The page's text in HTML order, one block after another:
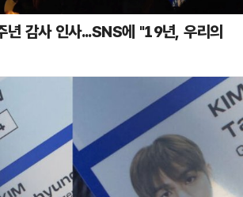
년 감사 인사...SNS에 "19년, 우리의